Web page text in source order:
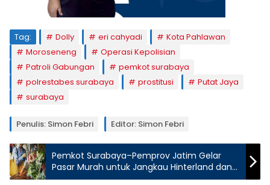
Tag: Dolly eri cahyadi
Kota Pahlawan
Moroseneng
Operasi Kepolisian
Patroli Gabungan
pemkot surabaya
polrestabes surabaya
prostitusi
Putat Jaya
surabaya
Penulis: Simon Febri Editor: Simon Febri
Pemkot Surabaya–Pemprov Jatim Gelar
Pasar Murah untuk Jangkau Hinterland dan
Kawasan Padat